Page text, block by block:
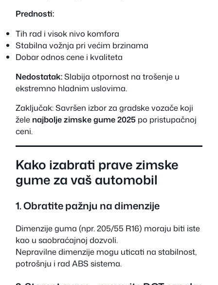
Prednosti:
Tih rad i visok nivo komfora
Stabilna vožnja pri većim brzinama
Dobar odnos cene i kvaliteta
Nedostatak:Slabija otpornost na trošenje u
ekstremno hladnim uslovima.
Zaključak:Savršen izbor za gradske vozače koji
žele najbolje zimske gume 2025 po pristupačnoj
ceni.
Kako izabrati prave zimske
gume za vaš automobil
1. Obratite pažnju na dimenzije
Dimenzije guma (npr. 205/55 R16) moraju biti iste
kao u saobraćajnoj dozvoli.
Nepravilne dimenzije mogu uticati na stabilnost,
potrošnju i rad ABS sistema.